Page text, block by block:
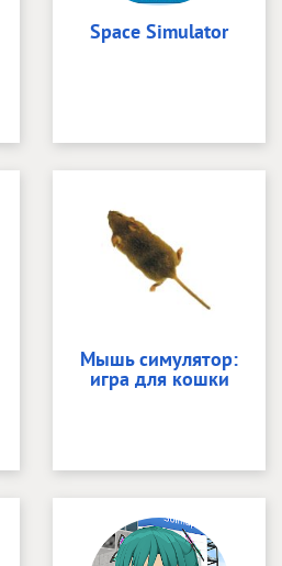
Space Simulator
Мышь симулятор:
игра для кошки